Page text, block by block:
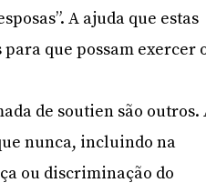
A ajuda que estas
que possam exercer
de soutien são outros.
nunca, incluindo na
ou discriminação do